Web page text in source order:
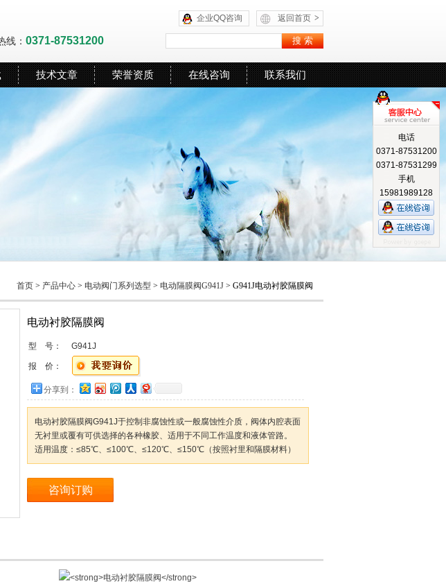
返回首页 >
企业QQ咨询
线： 0371-87531200
技术文章 荣誉资质 在线咨询 联系我们
首页 > 产品中心 > 电动阀门系列选型 > 电动隔膜阀G941J > G941J电动衬胶隔膜阀
电动衬胶隔膜阀
型 号： G941J
报 价：
分享到：
电动衬胶隔膜阀G941J于控制非腐蚀性或一般腐蚀性介质，阀体内腔表面
无衬里或覆有可供选择的各种橡胶、适用于不同工作温度和液体管路。
适用温度：≤85℃、≤100℃、≤120℃、≤150℃（按照衬里和隔膜材料）
咨询订购
电话
0371-87531200
0371-87531299
手机
15981989128